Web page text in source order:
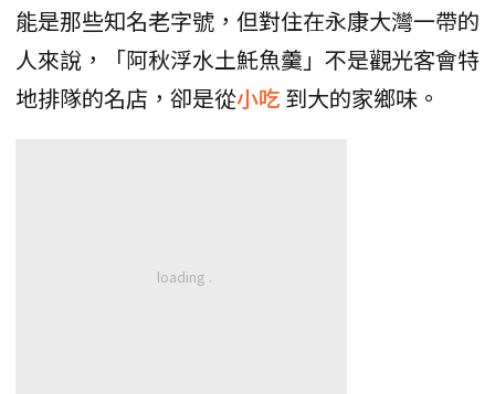
能是那些知名老字號，但對住在永康大灣一帶的
人來說，「阿秋浮水土魠魚羹」不是觀光客會特
地排隊的名店，卻是從小吃 到大的家鄉味。